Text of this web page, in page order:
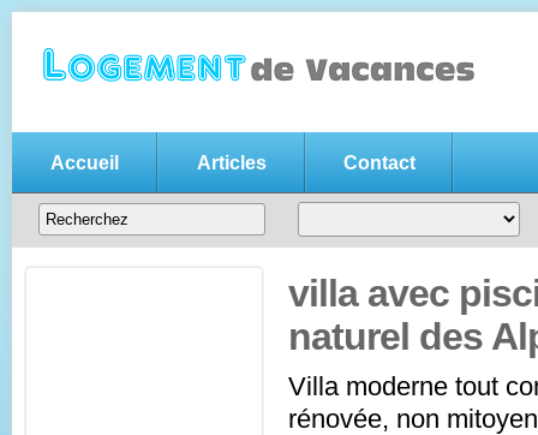
Annonce location vacances
Votreannonce de location de vacances gratuite
, n'hésitez pas
entre particuliers
Accueil Articles Contact
villa avec
naturel des
Villa moderne tout
rénovée, non